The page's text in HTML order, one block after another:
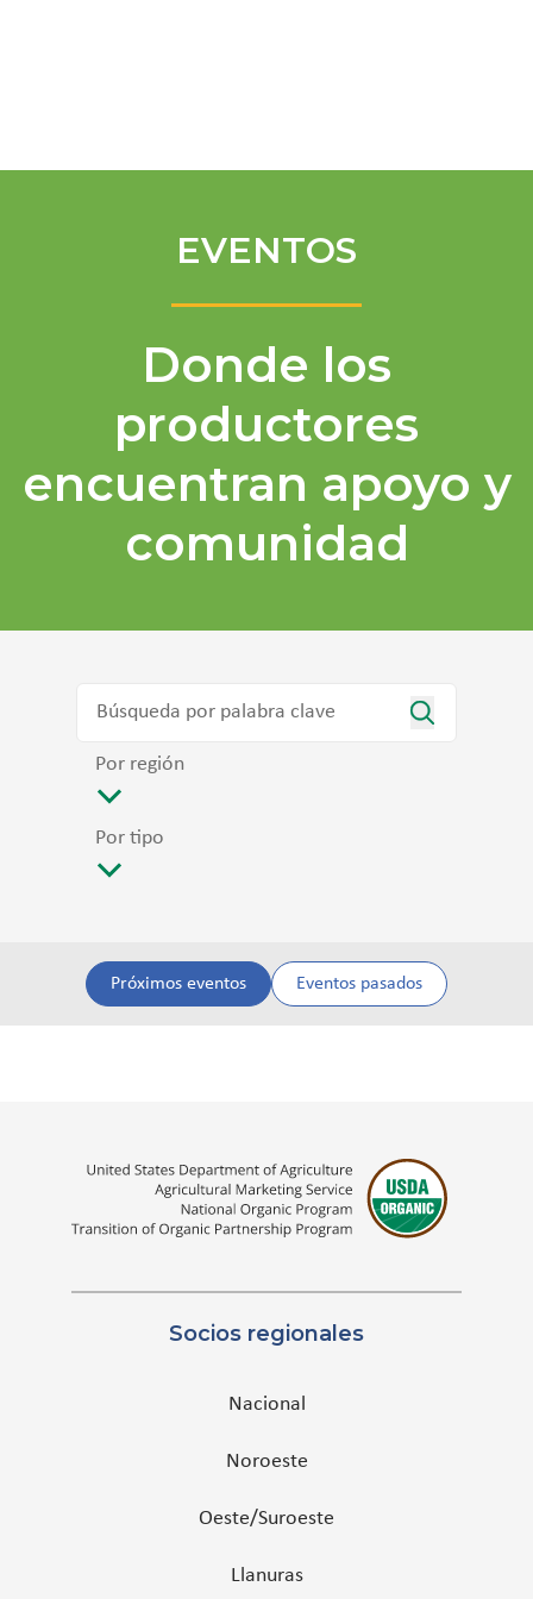
EVENTOS
Donde los
productores
encuentran apoyo y
comunidad
Por región
Por tipo
Próximos eventos Eventos pasados
Socios regionales
Nacional
Noroeste
Oeste/Suroeste
Llanuras